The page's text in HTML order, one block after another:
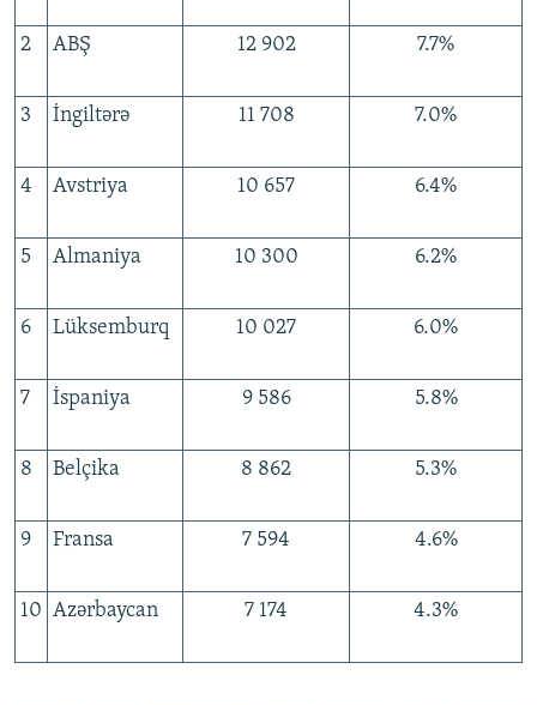
2 ABŞ 12 902 7.7%
3 İngiltərə 11 708 7.0%
4 Avstriya 10 657 6.4%
5 Almaniya 10 300 6.2%
6 Lüksemburq 10 027 6.0%
7 İspaniya 9 586 5.8%
8 Belçika 8 862 5.3%
9 Fransa 7 594 4.6%
10 Azərbaycan 7 174 4.3%